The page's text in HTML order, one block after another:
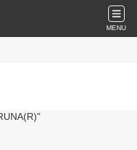
MENU